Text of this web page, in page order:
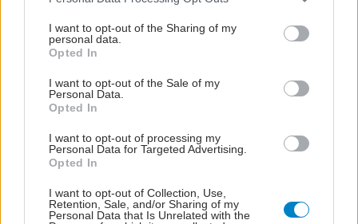
not limited to your visit or usage behaviour. You may click to
grant or deny consent to Google and its third-party tags to
use your data for below specified purposes in below Google
consent section.
I want to opt-out of the Sharing of my
personal data.
Opted In
I want to opt-out of the Sale of my
Personal Data.
Opted In
I want to opt-out of processing my
Personal Data for Targeted Advertising.
Opted In
I want to opt-out of Collection, Use,
Retention, Sale, and/or Sharing of my
Personal Data that Is Unrelated with the